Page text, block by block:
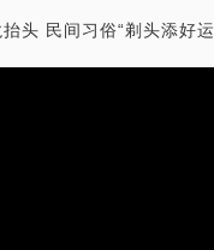
头 民间习俗“剃头添好